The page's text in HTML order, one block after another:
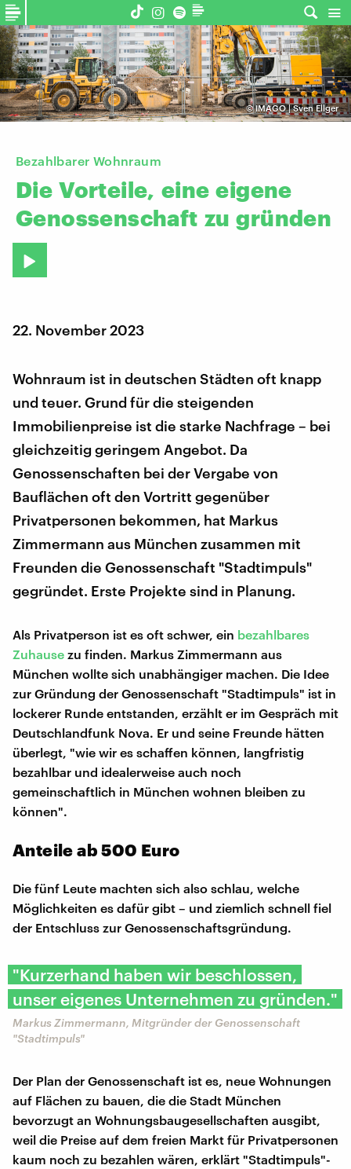
©IMAGO | Sven Ellger
Bezahlbarer Wohnraum
Die Vorteile, eine eigene
Genossenschaft zu gründen
22. November 2023
Wohnraum ist in deutschen Städten oft knapp
und teuer. Grund für die steigenden
Immobilienpreise ist die starke Nachfrage – bei
gleichzeitig geringem Angebot. Da
Genossenschaften bei der Vergabe von
Bauflächen oft den Vortritt gegenüber
Privatpersonen bekommen, hat Markus
Zimmermann aus München zusammen mit
Freunden die Genossenschaft "Stadtimpuls"
gegründet. Erste Projekte sind in Planung.
Als Privatperson ist es oft schwer, ein bezahlbares
Zuhause zu finden. Markus Zimmermann aus
München wollte sich unabhängiger machen. Die Idee
zur Gründung der Genossenschaft "Stadtimpuls" ist in
lockerer Runde entstanden, erzählt er im Gespräch mit
Deutschlandfunk Nova. Er und seine Freunde hätten
überlegt, "wie wir es schaffen können, langfristig
bezahlbar und idealerweise auch noch
gemeinschaftlich in München wohnen bleiben zu
können".
Anteile ab 500 Euro
Die fünf Leute machten sich also schlau, welche
Möglichkeiten es dafür gibt – und ziemlich schnell fiel
der Entschluss zur Genossenschaftsgründung.
"Kurzerhand haben wir beschlossen,
unser eigenes Unternehmen zu gründen."
Markus Zimmermann, Mitgründer der Genossenschaft
"Stadtimpuls"
Der Plan der Genossenschaft ist es, neue Wohnungen
auf Flächen zu bauen, die die Stadt München
bevorzugt an Wohnungsbaugesellschaften ausgibt,
weil die Preise auf dem freien Markt für Privatpersonen
kaum noch zu bezahlen wären, erklärt "Stadtimpuls"-